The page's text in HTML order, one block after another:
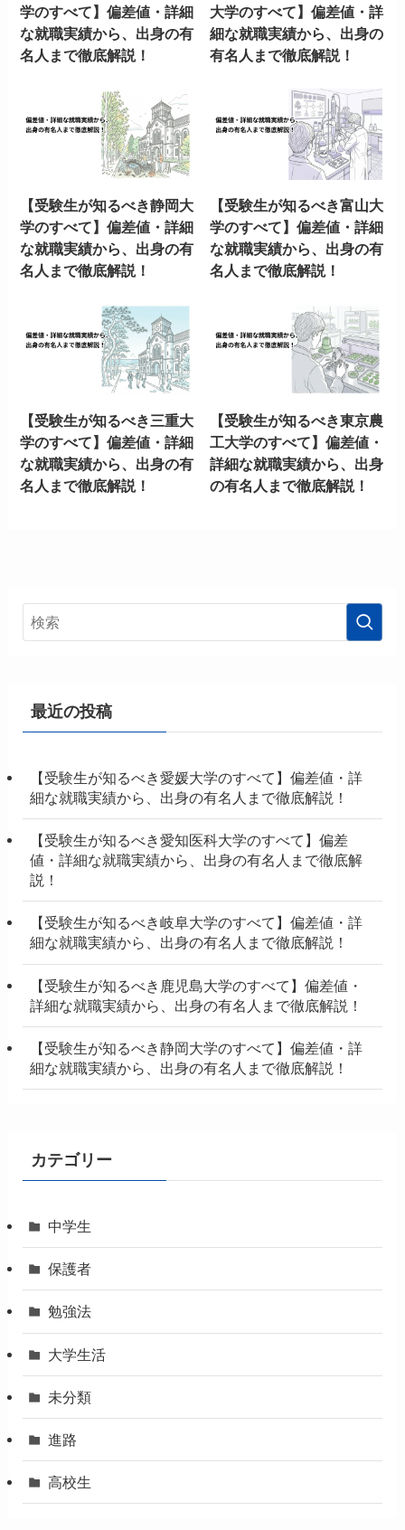
学のすべて】偏差値・詳細
な就職実績から、出身の有
名人まで徹底解説！
大学のすべて】偏差値・詳
細な就職実績から、出身の
有名人まで徹底解説！
【受験生が知るべき静岡大
学のすべて】偏差値・詳細
な就職実績から、出身の有
名人まで徹底解説！
【受験生が知るべき富山大
学のすべて】偏差値・詳細
な就職実績から、出身の有
名人まで徹底解説！
【受験生が知るべき三重大
学のすべて】偏差値・詳細
な就職実績から、出身の有
名人まで徹底解説！
【受験生が知るべき東京農
工大学のすべて】偏差値・
詳細な就職実績から、出身
の有名人まで徹底解説！
最近の投稿
【受験生が知るべき愛媛大学のすべて】偏差値・詳
細な就職実績から、出身の有名人まで徹底解説！
【受験生が知るべき愛知医科大学のすべて】偏差
値・詳細な就職実績から、出身の有名人まで徹底解
説！
【受験生が知るべき岐阜大学のすべて】偏差値・詳
細な就職実績から、出身の有名人まで徹底解説！
【受験生が知るべき鹿児島大学のすべて】偏差値・
詳細な就職実績から、出身の有名人まで徹底解説！
【受験生が知るべき静岡大学のすべて】偏差値・詳
細な就職実績から、出身の有名人まで徹底解説！
カテゴリー
中学生
保護者
勉強法
大学生活
未分類
進路
高校生